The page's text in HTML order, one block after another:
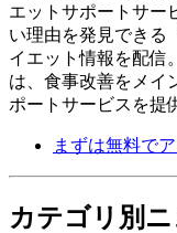
エットサポートサー
い理由を発見できる
イエット情報を配信
は、食事改善をメイ
ポートサービスを提
まずは無料で
カテゴリ別